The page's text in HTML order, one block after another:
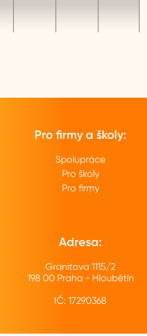
Pro firmy a školy:
Spolupráce
Pro školy
Pro firmy
Adresa:
Granitova 1115/2
198 00 Praha - Hloubětín
IČ: 17290368